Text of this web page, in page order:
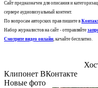
Сайт предназначен для описания и
сервере аудиовизуальный контент.
По вопросам авторских прав пишите в
Набор журналистов на сайт - отправляйте
Смотрите видео онлайн, качайте бесплатно.
Клипонет ВКонтакте
Новые фото